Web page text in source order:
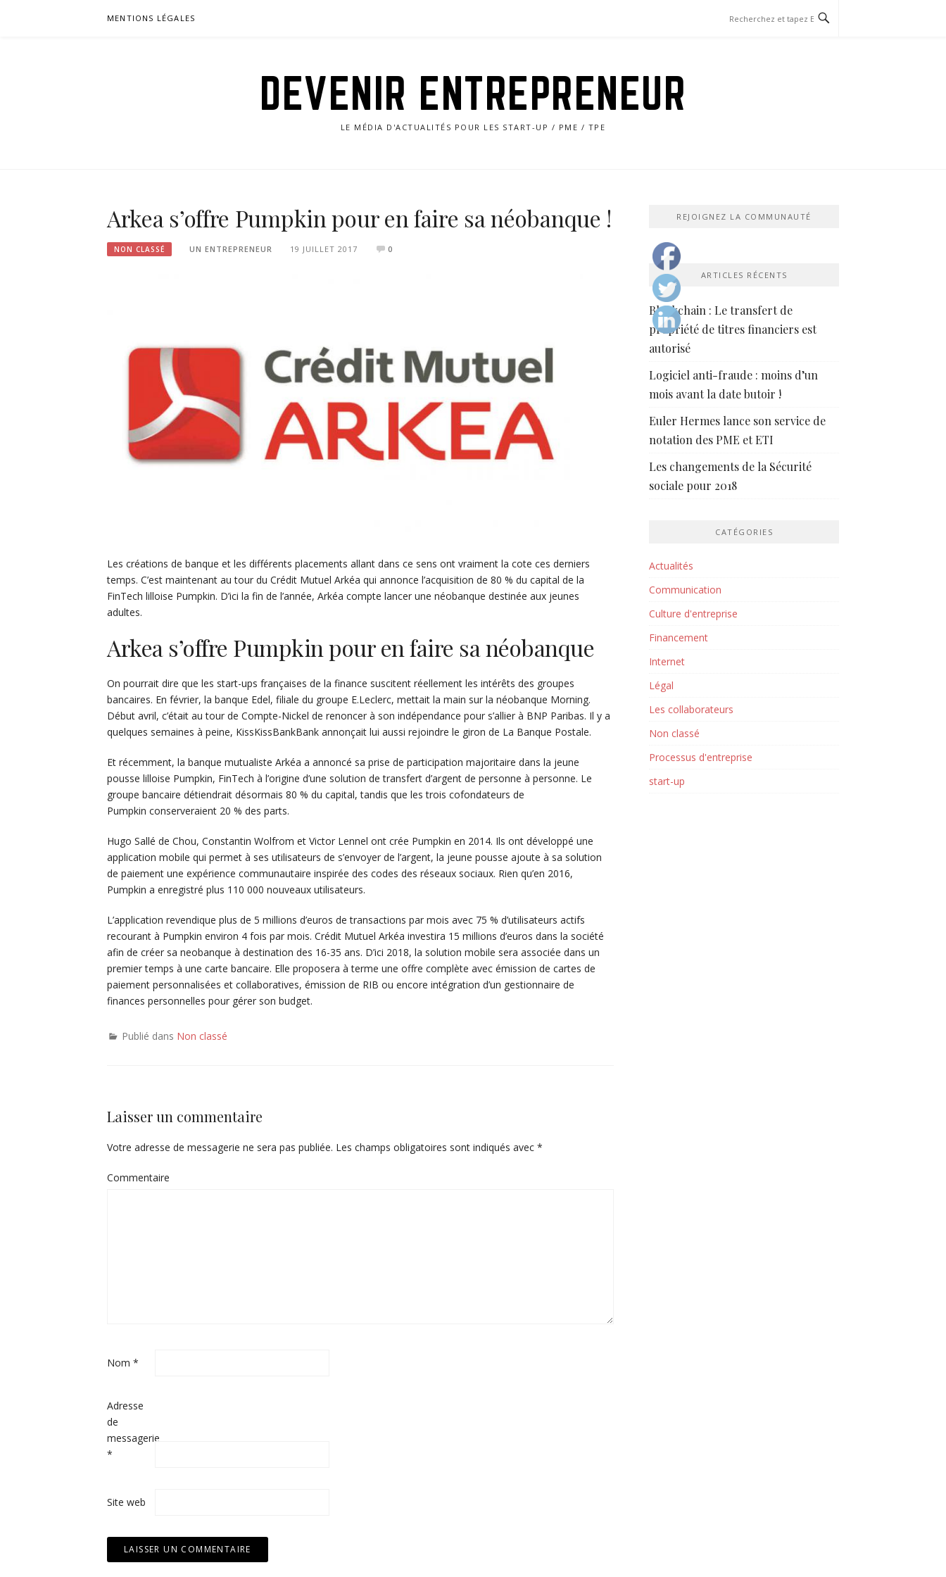
MENTIONS LÉGALES
DEVENIR ENTREPRENEUR
LE MÉDIA D'ACTUALITÉS POUR LES START-UP / PME / TPE
Arkea s’offre Pumpkin pour en faire sa néobanque !
NON CLASSÉ UN ENTREPRENEUR 19 JUILLET 2017 0
Les créations de banque et les différents placements allant dans ce sens ont vraiment la cote ces derniers
temps. C’est maintenant au tour du Crédit Mutuel Arkéa qui annonce l’acquisition de 80 % du capital de la
FinTech lilloise Pumpkin. D’ici la fin de l’année, Arkéa compte lancer une néobanque destinée aux jeunes
adultes.
Arkea s’offre Pumpkin pour en faire sa néobanque
On pourrait dire que les start-ups françaises de la finance suscitent réellement les intérêts des groupes
bancaires. En février, la banque Edel, filiale du groupe E.Leclerc, mettait la main sur la néobanque Morning.
Début avril, c’était au tour de Compte-Nickel de renoncer à son indépendance pour s’allier à BNP Paribas. Il y a
quelques semaines à peine, KissKissBankBank annonçait lui aussi rejoindre le giron de La Banque Postale.
Et récemment, la banque mutualiste Arkéa a annoncé sa prise de participation majoritaire dans la jeune
pousse lilloise Pumpkin, FinTech à l’origine d’une solution de transfert d’argent de personne à personne. Le
groupe bancaire détiendrait désormais 80 % du capital, tandis que les trois cofondateurs de
Pumpkin conserveraient 20 % des parts.
Hugo Sallé de Chou, Constantin Wolfrom et Victor Lennel ont crée Pumpkin en 2014. Ils ont développé une
application mobile qui permet à ses utilisateurs de s’envoyer de l’argent, la jeune pousse ajoute à sa solution
de paiement une expérience communautaire inspirée des codes des réseaux sociaux. Rien qu’en 2016,
Pumpkin a enregistré plus 110 000 nouveaux utilisateurs.
L’application revendique plus de 5 millions d’euros de transactions par mois avec 75 % d’utilisateurs actifs
recourant à Pumpkin environ 4 fois par mois. Crédit Mutuel Arkéa investira 15 millions d’euros dans la société
afin de créer sa neobanque à destination des 16-35 ans. D’ici 2018, la solution mobile sera associée dans un
premier temps à une carte bancaire. Elle proposera à terme une offre complète avec émission de cartes de
paiement personnalisées et collaboratives, émission de RIB ou encore intégration d’un gestionnaire de
finances personnelles pour gérer son budget.
Publié dans Non classé
Laisser un commentaire
Votre adresse de messagerie ne sera pas publiée. Les champs obligatoires sont indiqués avec *
Commentaire
Nom *
Adresse
de
messagerie
*
Site web
REJOIGNEZ LA COMMUNAUTÉ
ARTICLES RÉCENTS
Blockchain : Le transfert de
propriété de titres financiers est
autorisé
Logiciel anti-fraude : moins d’un
mois avant la date butoir !
Euler Hermes lance son service de
notation des PME et ETI
Les changements de la Sécurité
sociale pour 2018
CATÉGORIES
Actualités
Communication
Culture d'entreprise
Financement
Internet
Légal
Les collaborateurs
Non classé
Processus d'entreprise
start-up